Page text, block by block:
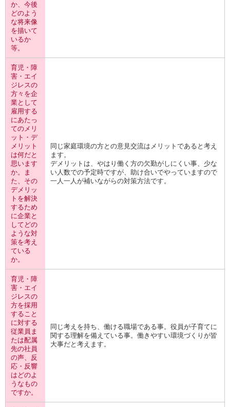
か、今後
どのよう
な将来像
を描いて
いるか
等。
育児・障
害・エイ
ジレスの
方々を企
業として
雇用する
にあたっ
てのメリ
ット・デ
メリット
は何だと
思います
か。ま
た、その
デメリッ
トを解決
するため
に企業と
してどの
ような対
策を考え
ている
か。
同じ家庭環境の方との意見交流はメリットであると考え
ます。
デメリットは、やはり働く方の欠勤がしにくい事、少な
い人数での予定時ですが、助け合いでやっていますので
一人一人が補いながらの対策方法です。
育児・障
害・エイ
ジレスの
方を採用
すること
に対する
従業員ま
たは配属
先の社員
の声、反
応・反響
はどのよ
うなもの
ですか。
同じ考えを持ち、働ける職場である事。役員が子育てに
関する理解を備えている事。働きやすい環境づくりが皆
大事だと考えます。